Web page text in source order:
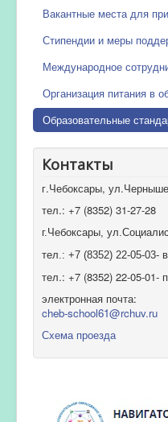
Вакантные места для
Стипендии и меры
Международное
Организация питания в
Образовательные
Контакты
г.Чебоксары,
тел.: +7 (8352) 31-27-28
г.Чебоксары,
тел.: +7 (8352) 22-05-03-
тел.: +7 (8352) 22-05-01-
электронная почта:
cheb-school61@rchuv.ru
Схема проезда